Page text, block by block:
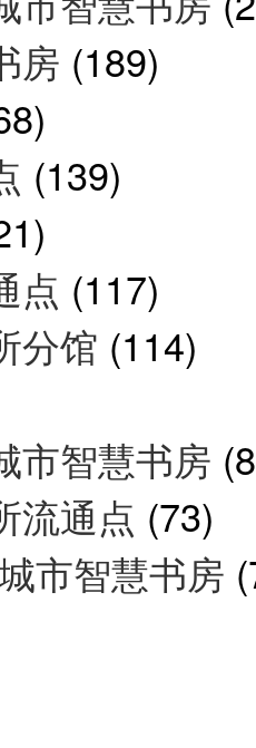
房 (189)
(139)
点 (117)
分馆 (114)
市智慧书房
流通点 (73)
市智慧书房